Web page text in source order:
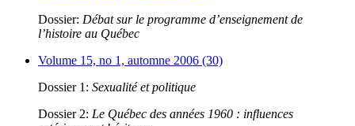
Dossier: Débat sur le programme d’enseignement de
l’histoire au Québec
Volume 15, no 1, automne 2006 (30)
Dossier 1: Sexualité et politique
Dossier 2: Le Québec des années 1960 : influences